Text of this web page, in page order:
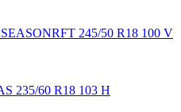
245/50 R18 100 V
235/60 R18 103 H